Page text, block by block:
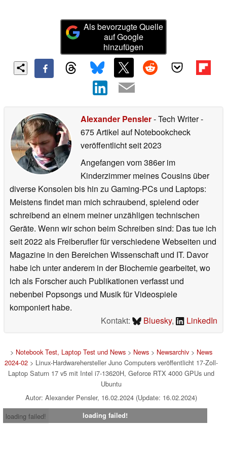
Als bevorzugte Quelle
auf Google
hinzufügen
Alexander Pensler- Tech Writer-
675 Artikel auf Notebookcheck
veröffentlichtseit 2023
Angefangen vom 386er im
Kinderzimmer meines Cousins über
diverse Konsolen bis hin zu Gaming-PCs und Laptops:
Meistens findet man mich schraubend, spielend oder
schreibend an einem meiner unzähligen technischen
Geräte. Wenn wir schon beim Schreiben sind: Das tue ich
seit 2022 als Freiberufler für verschiedene Webseiten und
Magazine in den Bereichen Wissenschaft und IT. Davor
habe ich unter anderem in der Biochemie gearbeitet, wo
ich als Forscher auch Publikationen verfasst und
nebenbei Popsongs und Musik für Videospiele
komponiert habe.
Kontakt:
Bluesky, LinkedIn
> Notebook Test, Laptop Test und News> News> Newsarchiv> News
2024-02> Linux-Hardwarehersteller Juno Computers veröffentlicht 17-Zoll-
Laptop Saturn 17 v5 mit Intel i7-13620H, Geforce RTX 4000 GPUs und
Ubuntu
Autor: Alexander Pensler, 16.02.2024 (Update: 16.02.2024)
loading failed!
loading failed!